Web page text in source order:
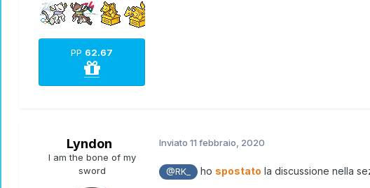
PP 62.67
Lyndon
I am the bone of my
sword
Inviato 11 febbraio, 2020
@RK_ ho spostato la discussione nella